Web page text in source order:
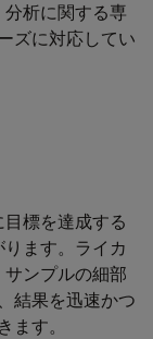
析に関する専
ズに対応してい
標を達成する
ます。ライカ
ンプルの細部
結果を迅速かつ
す。